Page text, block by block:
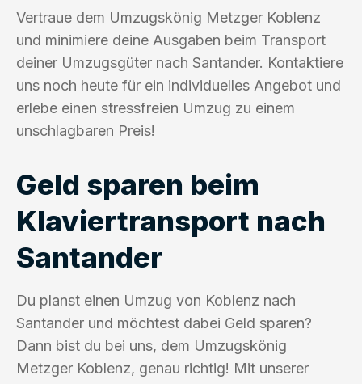
Vertraue dem Umzugskönig Metzger Koblenz
und minimiere deine Ausgaben beim Transport
deiner Umzugsgüter nach Santander. Kontaktiere
uns noch heute für ein individuelles Angebot und
erlebe einen stressfreien Umzug zu einem
unschlagbaren Preis!
Geld sparen beim
Klaviertransport nach
Santander
Du planst einen Umzug von Koblenz nach
Santander und möchtest dabei Geld sparen?
Dann bist du bei uns, dem Umzugskönig
Metzger Koblenz, genau richtig! Mit unserer